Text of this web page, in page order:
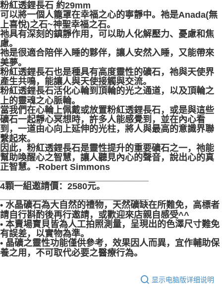
粉紅透鋰長石 約29mm
可以將一個人籠罩在幸福之心的寧靜中。祂是Anada(無
上喜悅)之石~神聖幸福之石。
祂具有深刻的鎮靜作用，可以助人化解壓力、憂慮和焦
慮。
祂是很適合陪伴入睡的夥伴，讓人安然入睡，又能帶來
美夢。
粉紅透鋰長石也是種具有高度靈性的礦石，祂與天使界
產生共鳴，能讓人與天使接觸與交流。
粉紅透鋰長石活化心輪到頂輪的光之通道，以及頂輪之
上的靈魂之心脈輪。
當我們在心輪上佩戴或放置粉紅透鋰長石，或是與這些
礦石一起靜心冥想時，許多人能感覺到，並在內心看
到，一道由心向上延伸的光柱，將人與最高的意識界聯
繫起來。
因此，粉紅透鋰長石是靈性提升的重要礦石之一，祂能
幫助喚醒心之智慧，讓人聽見內心的聲音，說出心的真
正智慧。-Robert Simmons
4顆一組邀請價：2580元。
• 水晶礦石為大自然的禮物，天然礦缺在所難免，高標者
請自行斟酌後再行邀請，或歡迎來店親自感受^^
• 本賣場寶貝皆為人工拍照測量，呈現出的色澤尺寸難免
有誤差，以實物為準。
• 晶礦之靈性功能僅供參考，效果因人而異，宜作輔助保
養之用，不可取代必要之醫療行為。
显示电脑版详细说明